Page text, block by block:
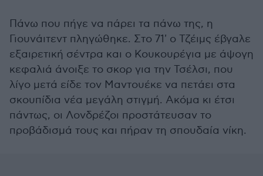
Πάνω που πήγε να πάρει τα πάνω της, η
Γιουνάιτεντ πληγώθηκε. Στο 71' ο Τζέιμς έβγαλε
εξαιρετική σέντρα και ο Κουκουρέγια με άψογη
κεφαλιά άνοιξε το σκορ για την Τσέλσι, που
λίγο μετά είδε τον Μαντουέκε να πετάει στα
σκουπίδια νέα μεγάλη στιγμή. Ακόμα κι έτσι
πάντως, οι Λονδρέζοι προστάτευσαν το
προβάδισμά τους και πήραν τη σπουδαία νίκη.